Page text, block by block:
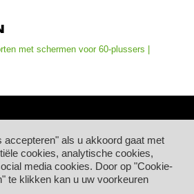
accepteren" als u akkoord gaat met
cookies, analytische cookies,
media cookies. Door op "Cookie-
te klikken kan u uw voorkeuren
met schermen voor 60-plussers |